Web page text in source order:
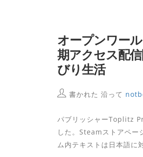
オープンワー
期アクセス配
びり生活
書かれた 沿って
パブリッシャーToplitz
した。Steamストアペー
ム内テキストは日本語に